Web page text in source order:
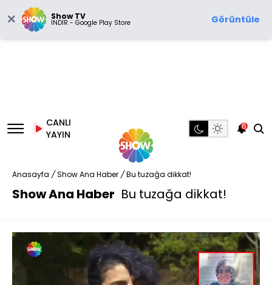
Show TV
İNDİR - Google Play Store Görüntüle
CANLI
YAYIN
6
Anasayfa / Show Ana Haber / Bu tuzağa dikkat!
Show Ana Haber Bu tuzağa dikkat!